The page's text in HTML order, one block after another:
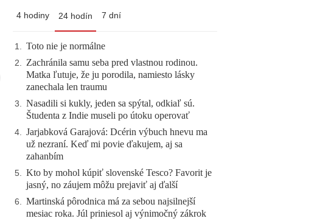
4 hodiny 24 hodín 7 dní
1. Toto nie je normálne
2. Zachránila samu seba pred vlastnou rodinou.
Matka ľutuje, že ju porodila, namiesto lásky
zanechala len traumu
3. Nasadili si kukly, jeden sa spýtal, odkiaľ sú.
Študenta z Indie museli po útoku operovať
4. Jarjabková Garajová: Dcérin výbuch hnevu ma
už nezraní. Keď mi povie ďakujem, aj sa
zahanbím
5. Kto by mohol kúpiť slovenské Tesco? Favorit je
jasný, no záujem môžu prejaviť aj ďalší
6. Martinská pôrodnica má za sebou najsilnejší
mesiac roka. Júl priniesol aj výnimočný zákrok